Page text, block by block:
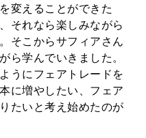
変えることができた
それなら楽しみながら
そこからサフィアさん
ら学んでいきました。
うにフェアトレードを
に増やしたい、フェア
たいと考え始めたのが